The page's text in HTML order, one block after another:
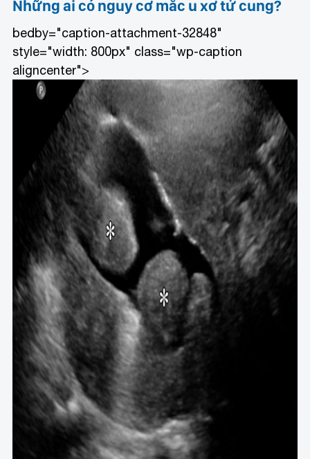
Những ai có nguy cơ mắc u xơ tử cung?
bedby="caption-attachment-32848"
style="width: 800px" class="wp-caption
aligncenter">